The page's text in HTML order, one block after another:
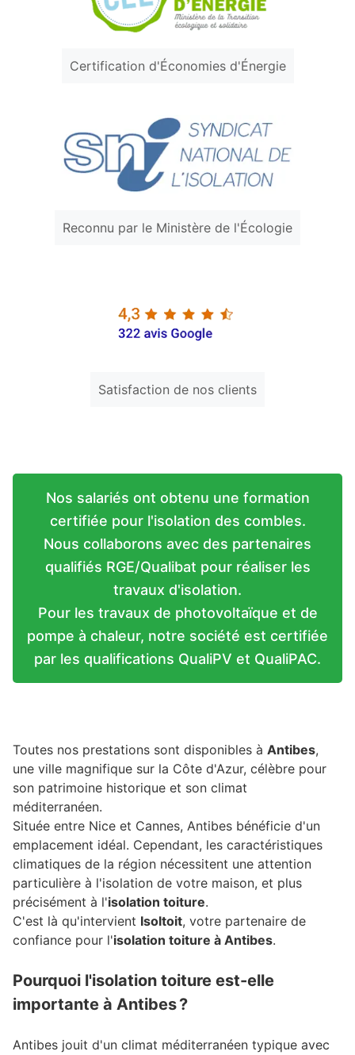
Certification d'Économies d'Énergie
Reconnu par le Ministère de l'Écologie
Satisfaction de nos clients
Nos salariés ont obtenu une formation
certifiée pour l'isolation des combles.
Nous collaborons avec des partenaires
qualifiés RGE/Qualibat pour réaliser les
travaux d'isolation.
Pour les travaux de photovoltaïque et de
pompe à chaleur, notre société est certifiée
par les qualifications QualiPV et QualiPAC.
Toutes nos prestations sont disponibles à Antibes,
une ville magnifique sur la Côte d'Azur, célèbre pour
son patrimoine historique et son climat
méditerranéen.
Située entre Nice et Cannes, Antibes bénéficie d'un
emplacement idéal. Cependant, les caractéristiques
climatiques de la région nécessitent une attention
particulière à l'isolation de votre maison, et plus
précisément à l'isolation toiture.
C'est là qu'intervient Isoltoit, votre partenaire de
confiance pour l'isolation toiture à Antibes.
Pourquoi l'isolation toiture est-elle
importante à Antibes ?
Antibes jouit d'un climat méditerranéen typique avec